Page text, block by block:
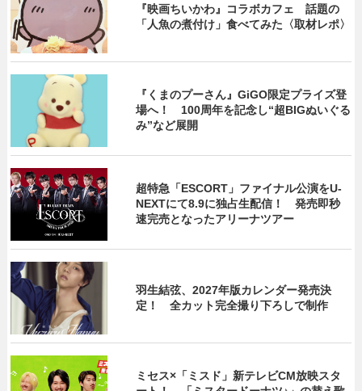
『映画ちいかわ』コラボカフェ 話題の
「人魚の煮付け」食べてみた〈取材レポ〉
『くまのプーさん』GiGO限定プライズ登
場へ！ 100周年を記念し“超BIGぬいぐる
み”など展開
超特急「ESCORT」ファイナル公演をU-
NEXTにて8.9に独占生配信！ 発売即秒
速完売となったアリーナツアー
羽生結弦、2027年版カレンダー発売決
定！ 全カット完全撮り下ろしで制作
ミセス×「ミスド」新テレビCM放映スタ